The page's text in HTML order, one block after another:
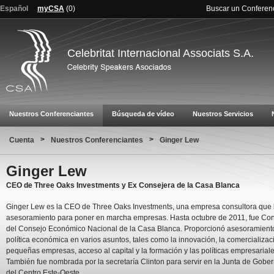
Español myCSA (0) Buscar un
Celebritat Internacional Associats S.A.
Nuestros Conferenciantes Búsqueda de vídeo Nuestros Servicios
Cuenta > Nuestros Conferenciantes > Ginger Lew
Ginger Lew
CEO de Three Oaks Investments y Ex Consejera de la Casa Blanca
Ginger Lew es la CEO de Three Oaks Investments, una empresa consultora que
asesoramiento para poner en marcha empresas. Hasta octubre de 2011, fue
del Consejo Económico Nacional de la Casa Blanca. Proporcionó
política económica en varios asuntos, tales como la innovación, la
pequeñas empresas, acceso al capital y la formación y las políticas
También fue nombrada por la secretaría Clinton para servir en la Junta de